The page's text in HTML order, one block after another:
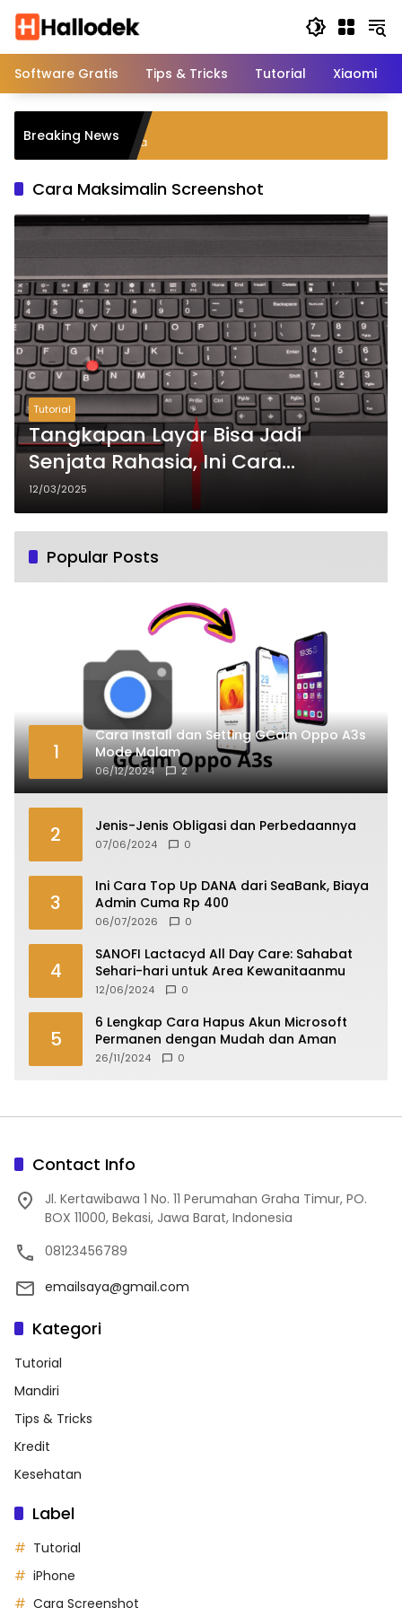
konten
Software Gratis
Tips & Tricks Tutorial Xiaomi
Breaking News
Bank Mandiri
Jenis Tabungannya
Cara Maksimalin Screenshot
Tutorial
Tangkapan Layar Bisa Jadi
Senjata Rahasia, Ini Cara
Maksimalinnya!
12/03/2025
Popular Posts
1
Cara Install dan Setting GCam Oppo A3s
Mode Malam
06/12/2024 2
2 Jenis-Jenis Obligasi dan Perbedaannya
07/06/2024 0
3
Ini Cara Top Up DANA dari SeaBank, Biaya
Admin Cuma Rp 400
06/07/2026 0
4
SANOFI Lactacyd All Day Care: Sahabat
Sehari-hari untuk Area Kewanitaanmu
12/06/2024 0
5
6 Lengkap Cara Hapus Akun Microsoft
Permanen dengan Mudah dan Aman
26/11/2024 0
Contact Info
Jl. Kertawibawa 1 No. 11 Perumahan Graha Timur, PO.
BOX 11000, Bekasi, Jawa Barat, Indonesia
08123456789
emailsaya@gmail.com
Kategori
Tutorial
Mandiri
Tips & Tricks
Kredit
Kesehatan
Label
Tutorial
iPhone
Cara Screenshot